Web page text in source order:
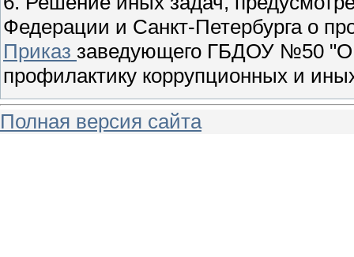
Федерации и Санкт-Петербурга о
Приказ заведующего ГБДОУ №50 "О
профилактику коррупционных и
Полная версия сайта